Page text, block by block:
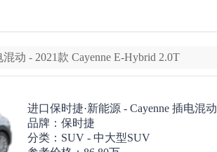
动 - 2021款 Cayenne E-Hybrid 2.0T
进口保时捷·新能源 - Cayenne 插电混动
品牌： 保时捷
分类：SUV - 中大型SUV